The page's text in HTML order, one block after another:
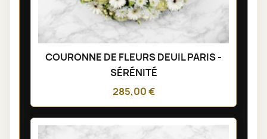
COURONNE DE FLEURS DEUIL PARIS -
SÉRÉNITÉ
285,00 €